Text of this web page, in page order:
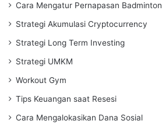
Cara Mengatur Pernapasan Badminton
Strategi Akumulasi Cryptocurrency
Strategi Long Term Investing
Strategi UMKM
Workout Gym
Tips Keuangan saat Resesi
Cara Mengalokasikan Dana Sosial